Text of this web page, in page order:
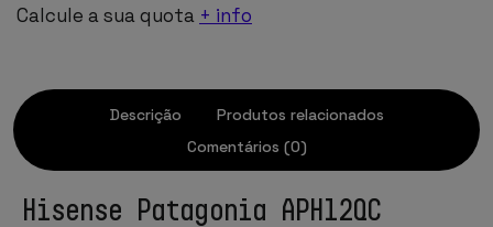
Calcule a sua quota + info
Descrição
Produtos relacionados
Comentários (0)
Hisense Patagonia APH12QC